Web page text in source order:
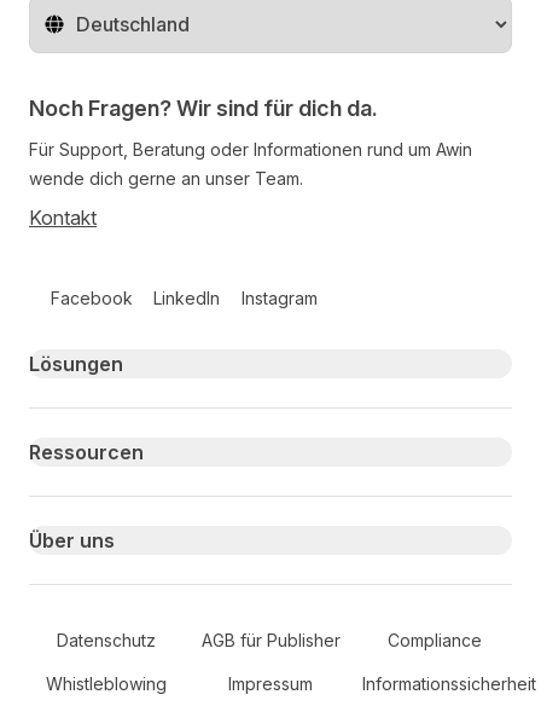
Region ändern
Noch Fragen? Wir sind für dich da.
Für Support, Beratung oder Informationen rund um Awin
wende dich gerne an unser Team.
Kontakt
Facebook LinkedIn Instagram
Primary footer navigation
Lösungen
Ressourcen
Über uns
Secondary Footer Navigation
Datenschutz AGB für Publisher Compliance
Whistleblowing Impressum Informationssicherheit